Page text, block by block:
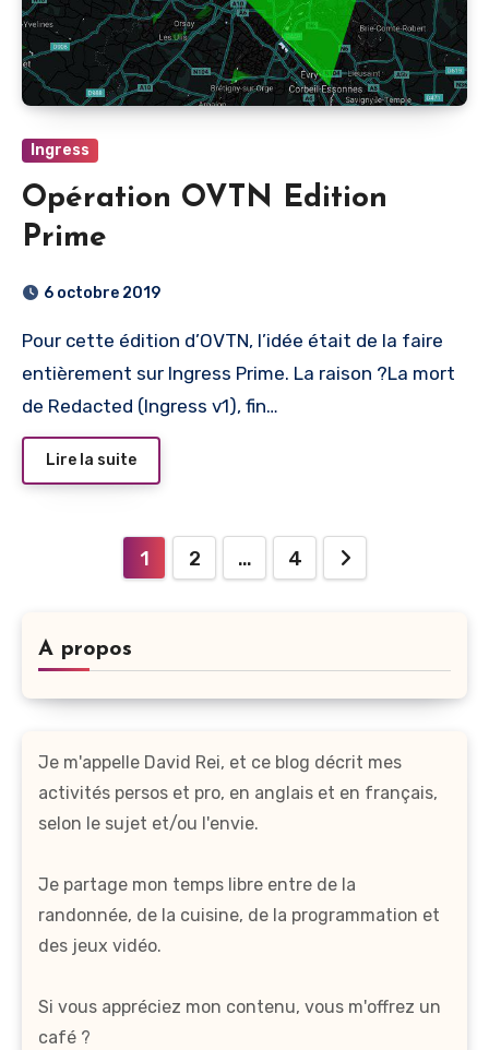
Ingress
Opération OVTN Edition
Prime
6 octobre 2019
Pour cette édition d’OVTN, l’idée était de la faire
entièrement sur Ingress Prime. La raison ?La mort
de Redacted (Ingress v1), fin…
Lire la suite
Pagination
publications
1 2 … 4
A propos
Je m'appelle David Rei, et ce blog décrit mes
activités persos et pro, en anglais et en français,
selon le sujet et/ou l'envie.
Je partage mon temps libre entre de la
randonnée, de la cuisine, de la programmation et
des jeux vidéo.
Si vous appréciez mon contenu, vous m'offrez un
café ?